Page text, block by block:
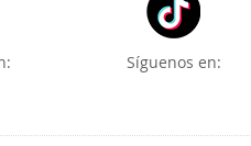
Síguenos en: